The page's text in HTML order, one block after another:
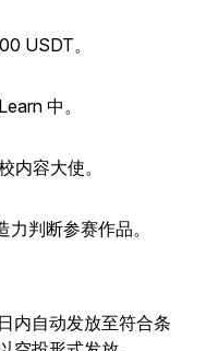
USDT。
中。
内容大使。
判断参赛作品。
内自动发放至符合条